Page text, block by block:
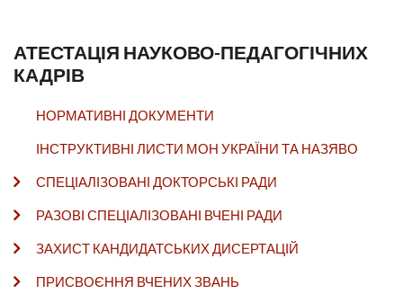
АТЕСТАЦІЯ НАУКОВО-ПЕДАГОГІЧНИХ
КАДРІВ
НОРМАТИВНІ ДОКУМЕНТИ
ІНСТРУКТИВНІ ЛИСТИ МОН УКРАЇНИ ТА НАЗЯВО
СПЕЦІАЛІЗОВАНІ ДОКТОРСЬКІ РАДИ
РАЗОВІ СПЕЦІАЛІЗОВАНІ ВЧЕНІ РАДИ
ЗАХИСТ КАНДИДАТСЬКИХ ДИСЕРТАЦІЙ
ПРИСВОЄННЯ ВЧЕНИХ ЗВАНЬ